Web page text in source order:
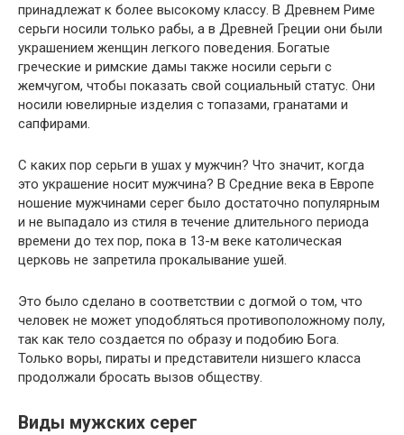
принадлежат к более высокому классу. В Древнем Риме
серьги носили только рабы, а в Древней Греции они были
украшением женщин легкого поведения. Богатые
греческие и римские дамы также носили серьги с
жемчугом, чтобы показать свой социальный статус. Они
носили ювелирные изделия с топазами, гранатами и
сапфирами.
С каких пор серьги в ушах у мужчин? Что значит, когда
это украшение носит мужчина? В Средние века в Европе
ношение мужчинами серег было достаточно популярным
и не выпадало из стиля в течение длительного периода
времени до тех пор, пока в 13-м веке католическая
церковь не запретила прокалывание ушей.
Это было сделано в соответствии с догмой о том, что
человек не может уподобляться противоположному полу,
так как тело создается по образу и подобию Бога.
Только воры, пираты и представители низшего класса
продолжали бросать вызов обществу.
Виды мужских серег